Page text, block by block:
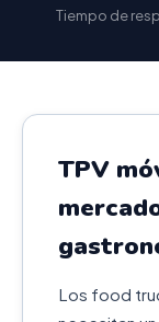
Tiempo de
TPV
Los food